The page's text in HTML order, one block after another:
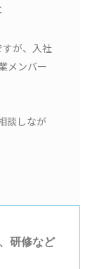
が、入社
メンバー
談しなが
研修など